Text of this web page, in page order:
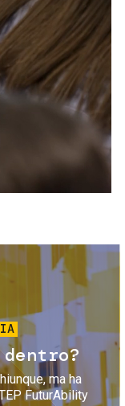
ma ha
FuturAbility